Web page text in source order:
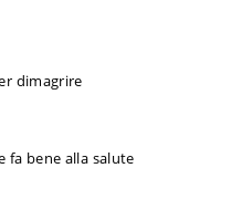
dimagrire
fa bene alla salute